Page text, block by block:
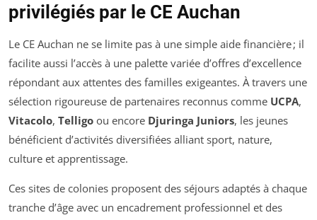
privilégiés par le CE Auchan
Le CE Auchan ne se limite pas à une simple aide financière ; il
facilite aussi l’accès à une palette variée d’offres d’excellence
répondant aux attentes des familles exigeantes. À travers une
sélection rigoureuse de partenaires reconnus comme UCPA,
Vitacolo, Telligo ou encore Djuringa Juniors, les jeunes
bénéficient d’activités diversifiées alliant sport, nature,
culture et apprentissage.
Ces sites de colonies proposent des séjours adaptés à chaque
tranche d’âge avec un encadrement professionnel et des